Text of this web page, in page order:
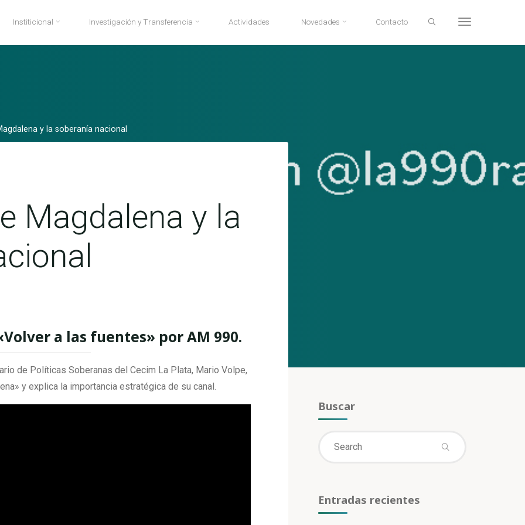
Institicional Investigación y Transferencia Actividades Novedades Contacto
y la soberanía nacional
Magdalena y la
a las fuentes» por AM 990.
de Políticas Soberanas del Cecim La Plata, Mario Volpe,
y explica la importancia estratégica de su canal.
Buscar
Search
Entradas recientes